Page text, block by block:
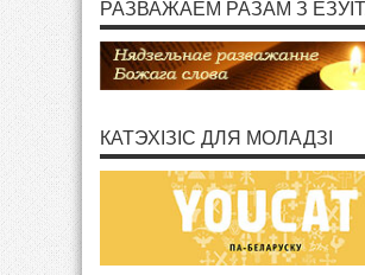
РАЗВАЖАЕМ РАЗАМ З
КАТЭХІЗІС ДЛЯ МОЛАДЗІ